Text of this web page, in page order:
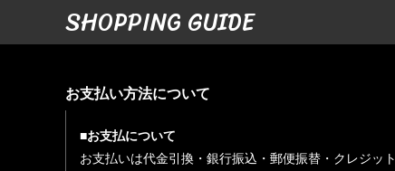
SHOPPING GUIDE
お支払い方法について
■お支払について
お支払いは代金引換・銀行振込・郵便振替・クレジット